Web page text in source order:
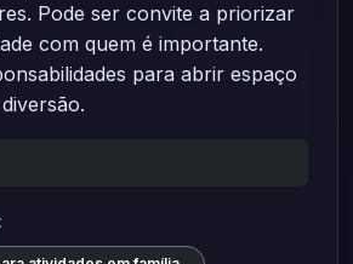
Pode ser convite a priorizar
com quem é importante.
para abrir espaço